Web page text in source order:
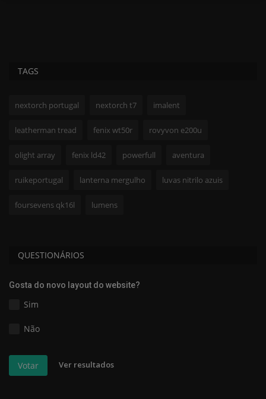
TAGS
nextorch portugal nextorch t7 imalent
leatherman tread fenix wt50r rovyvon e200u
olight array fenix ld42 powerfull aventura
ruikeportugal lanterna mergulho luvas nitrilo azuis
foursevens qk16l lumens
QUESTIONÁRIOS
Gosta do novo layout do website?
Sim
Não
Votar Ver resultados